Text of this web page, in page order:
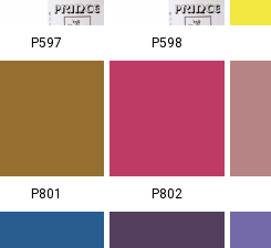
P597 P598
P801 P802